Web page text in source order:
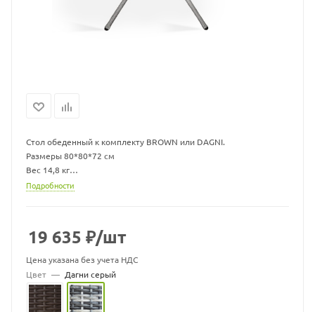
Стол обеденный к комплекту BROWN или DAGNI.
Размеры 80*80*72 см
Вес 14,8 кг
Прочный стальной каркас, окрашенный порошковым методом.
требует особого ухода.
царапается, не горит, не трескается.
Гарантия 2 года!
Подробности
19 635 ₽/шт
Цена указана без учета НДС
Цвет — Дагни серый